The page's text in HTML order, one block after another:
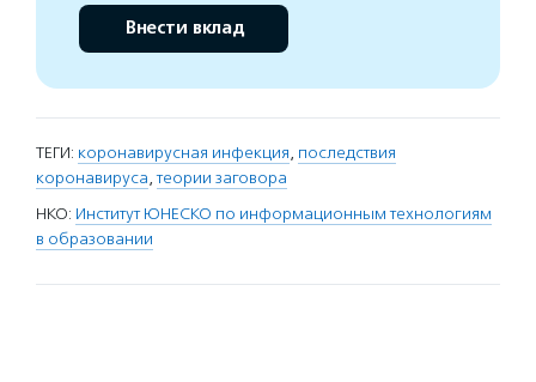
Внести вклад
ТЕГИ: коронавирусная инфекция, последствия
коронавируса,теории заговора
НКО: Институт ЮНЕСКО по информационным технологиям
в образовании